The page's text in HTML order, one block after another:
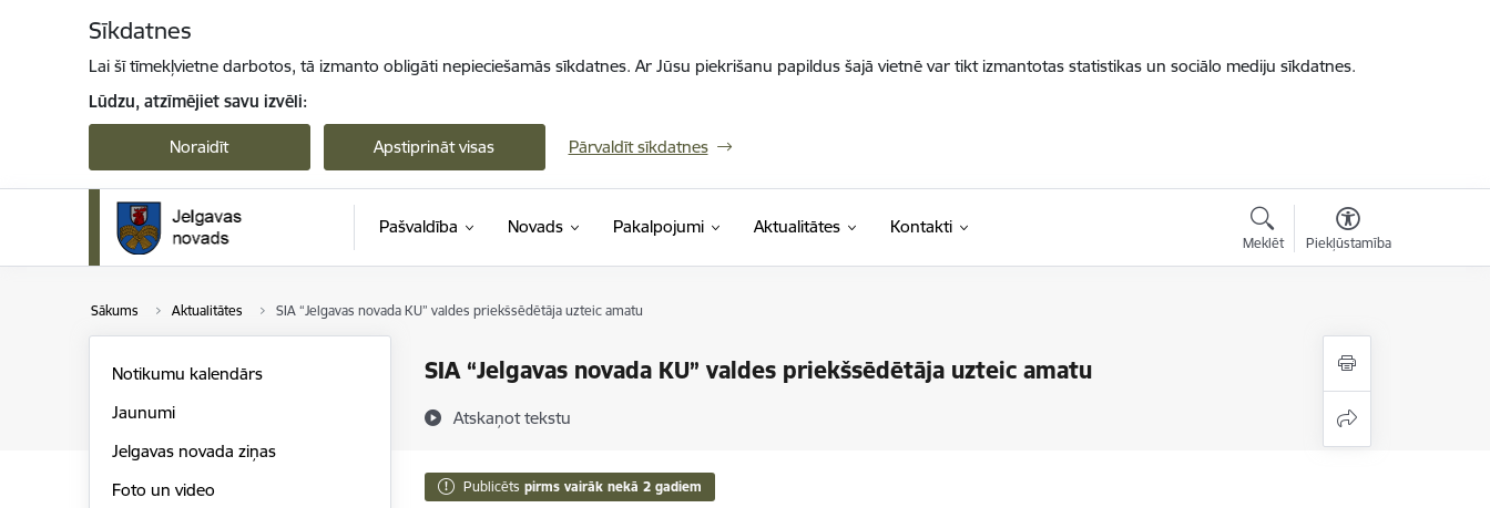
Sīkdatnes
Lai šī tīmekļvietne darbotos, tā izmanto obligāti nepieciešamās sīkdatnes. Ar Jūsu piekrišanu papildus šajā vietnē var tikt izmantotas statistikas un sociālo mediju sīkdatnes.
Lūdzu, atzīmējiet savu izvēli:
Noraidīt Apstiprināt visas Pārvaldīt sīkdatnes
Pašvaldība Novads Pakalpojumi Aktualitātes Kontakti
Meklēt Piekļūstamība
Sākums Aktualitātes SIA “Jelgavas novada KU” valdes priekšsēdētāja uzteic amatu
SIA “Jelgavas novada KU” valdes priekšsēdētāja uzteic amatu
Atskaņot tekstu
Notikumu kalendārs
Jaunumi
Jelgavas novada ziņas
Foto un video
Publicēts pirms vairāk nekā 2 gadiem